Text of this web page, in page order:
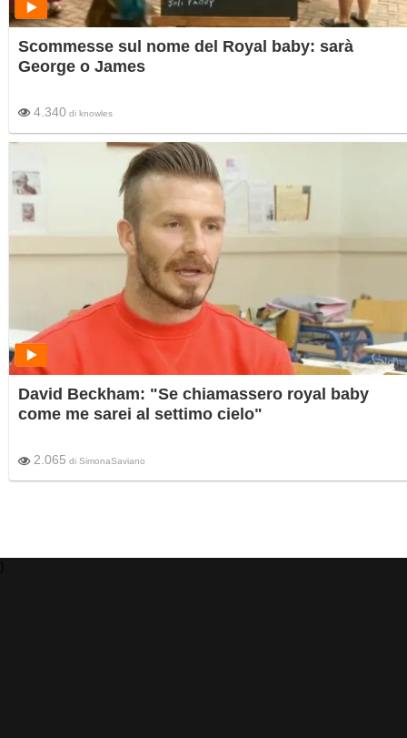
Scommesse sul nome del Royal baby: sarà
George o James
4.340 di knowles
David Beckham: "Se chiamassero royal baby
come me sarei al settimo cielo"
2.065 di SimonaSaviano